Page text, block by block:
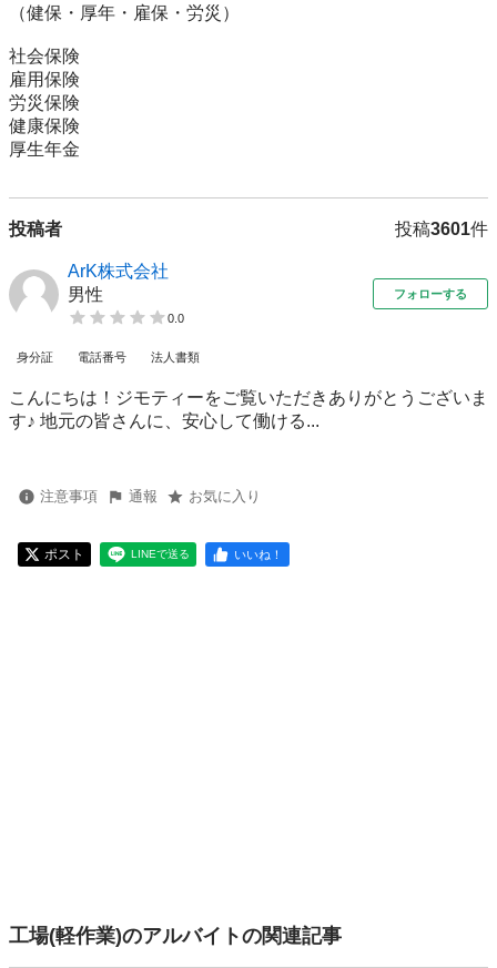
（健保・厚年・雇保・労災）
社会保険
雇用保険
労災保険
健康保険
投稿者 投稿3601件
ArK株式会社
男性
0.0
フォローする
身分証 電話番号 法人書類
こんにちは！ジモティーをご覧いただきありがとうございま
す♪ 地元の皆さんに、安心して働ける...
注意事項 通報 お気に入り
ポスト LINEで送る いいね！
工場(軽作業)のアルバイトの関連記事